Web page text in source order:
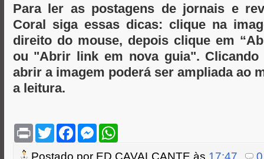
Para ler as postagens de jornais e
Coral siga essas dicas: clique na
direito do mouse, depois clique em
ou "Abrir link em nova guia". Clicando
abrir a imagem poderá ser ampliada ao
a leitura.
P
n
T
w
t
F
e
M
s
W
t
Postado por ED CAVALCANTE às 17:47